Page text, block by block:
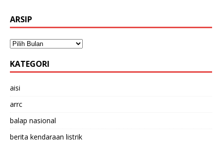
ARSIP
KATEGORI
aisi
arrc
balap nasional
berita kendaraan listrik